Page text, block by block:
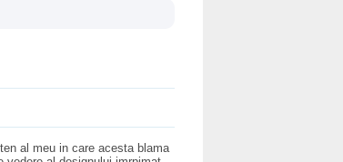
al meu in care acesta blama